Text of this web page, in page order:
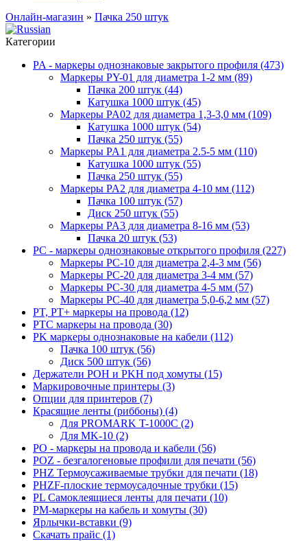
Онлайн-магазин » Пачка 250 штук
Категории
PA - маркеры однознаковые закрытого профиля (473)
Маркеры PY-01 для диаметра 1-2 мм (89)
Пачка 200 штук (44)
Катушка 1000 штук (45)
Маркеры PA02 для диаметра 1,3-3,0 мм (109)
Катушка 1000 штук (54)
Пачка 250 штук (55)
Маркеры PA1 для диаметра 2.5-5 мм (110)
Катушка 1000 штук (55)
Пачка 250 штук (55)
Маркеры PA2 для диаметра 4-10 мм (112)
Пачка 100 штук (57)
Диск 250 штук (55)
Маркеры PA3 для диаметра 8-16 мм (53)
Пачка 20 штук (53)
PC - маркеры однознаковые открытого профиля (227)
Маркеры PC-10 для диаметра 2,4-3 мм (56)
Маркеры PC-20 для диаметра 3-4 мм (57)
Маркеры PC-30 для диаметра 4-5 мм (57)
Маркеры PC-40 для диаметра 5,0-6,2 мм (57)
PT, PT+ маркеры на провода (12)
PTC маркеры на провода (30)
PK маркеры однознаковые на кабели (112)
Пачка 100 штук (56)
Диск 500 штук (56)
Держатели POH и PKH под хомуты (15)
Маркировочные принтеры (3)
Опции для принтеров (7)
Красящие ленты (риббоны) (4)
Для PROMARK T-1000C (2)
Для MK-10 (2)
PO - маркеры на провода и кабели (56)
POZ - безгалогеновые профили для печати (56)
PHZ Термоусаживаемые трубки для печати (18)
PHZF-плоские термоусадочные трубки (15)
PL Самоклеящиеся ленты для печати (10)
PM-маркеры на кабель и хомуты (30)
Ярлычки-вставки (9)
Скачать прайс (1)